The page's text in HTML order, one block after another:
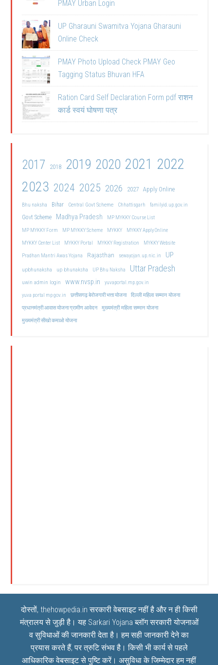
PMAY Urban Login
UP Gharauni Swamitva Yojana Gharauni
Online Check
PMAY Photo Upload Check PMAY Geo
Tagging Status Bhuvan HFA
Ration Card Self Declaration Form pdf राशन
कार्ड स्वयं घोषणा पत्र
2017 2018 2019 2020 2021 2022
2023 2024 2025 2026 2027 Apply Online
Bhu naksha Bihar Central Govt Scheme Chhattisgarh familyid.up.gov.in
Govt Scheme Madhya Pradesh
MP MYKKY Course List
MP MYKKY Form
MP MYKKY Scheme MYKKY
MYKKY Apply Online
MYKKY Center List
MYKKY Portal MYKKY Registration
MYKKY Website
Pradhan Mantri Awas Yojana
Rajasthan sewayojan.up.nic.in UP
upbhunaksha up bhunaksha UP Bhu Naksha Uttar Pradesh
uwin admin login www.nvsp.in
yuvaportal.mp.gov.in
yuva portal mp gov.in
छत्तीसगढ़ बेरोजगारी भत्ता योजना दिल्ली महिला सम्मान योजना
प्रधानमंत्री आवास योजना ग्रामीण आवेदन मुख्यमंत्री महिला सम्मान योजना
मुख्यमंत्री सीखो कमाओ योजना
दोस्तों, thehowpedia.in सरकारी वेबसाइट नहीं है और न ही किसी
मंत्रालय से जुड़ी है। यह Sarkari Yojana ब्लॉग सरकारी योजनाओं
व सुविधाओं की जानकारी देता है। हम सही जानकारी देने का
प्रयास करते हैं, पर त्रुटि संभव है। किसी भी कार्य से पहले
आधिकारिक वेबसाइट से पुष्टि करें। असुविधा के जिम्मेदार हम नहीं